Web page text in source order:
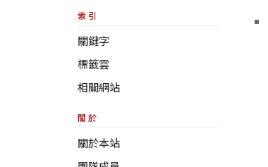
索引
關鍵字
標籤雲
相關網站
關於
關於本站